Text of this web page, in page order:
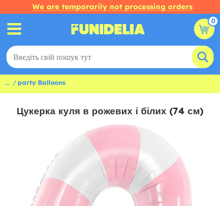
We are temporarily not processing orders
0
... party Balloons
Цукерка куля в рожевих і білих (74 см)